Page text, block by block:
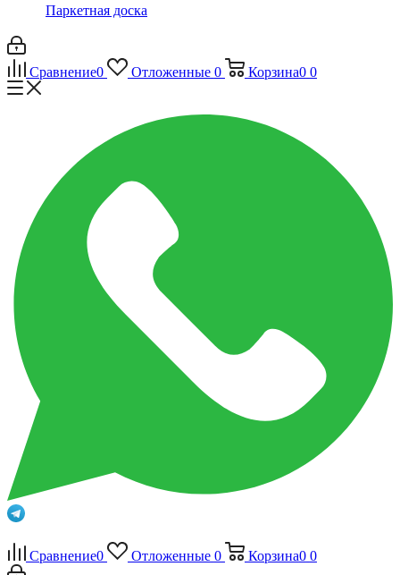
Паркетная доска
Сравнение0 Отложенные 0 Корзина0 0
Сравнение0 Отложенные 0 Корзина0 0